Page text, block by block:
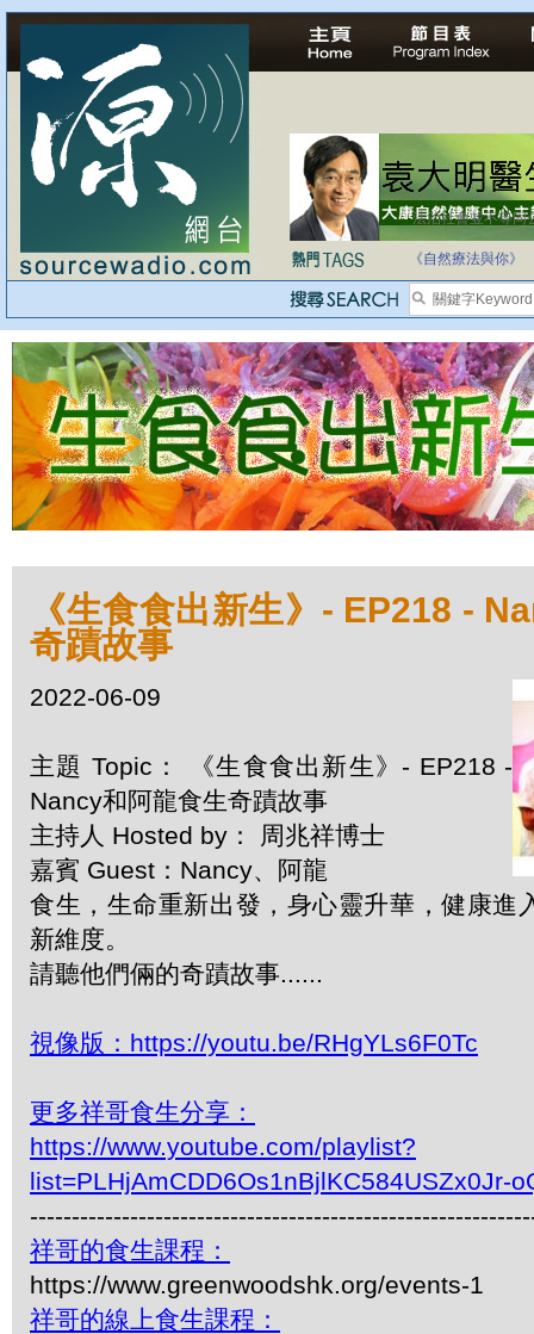
法治社會並不等同
《自然療法與你》
《生食食出新生》- EP218 -
奇蹟故事
2022-06-09
主題 Topic： 《生食食出新生》- EP218 -
Nancy和阿龍食生奇蹟故事
主持人 Hosted by： 周兆祥博士
嘉賓 Guest：Nancy、阿龍
食生，生命重新出發，身心靈升華，健康進
新維度。
請聽他們倆的奇蹟故事......
視像版：https://youtu.be/RHgYLs6F0Tc
更多祥哥食生分享：
https://www.youtube.com/playlist?
list=PLHjAmCDD6Os1nBjlKC584USZx0Jr-
祥哥的食生課程：
https://www.greenwoodshk.org/events-1
祥哥的線上食生課程：